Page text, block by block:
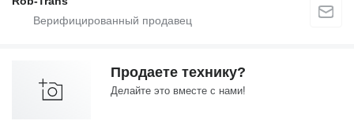
Продаете технику?
Делайте это вместе с нами!